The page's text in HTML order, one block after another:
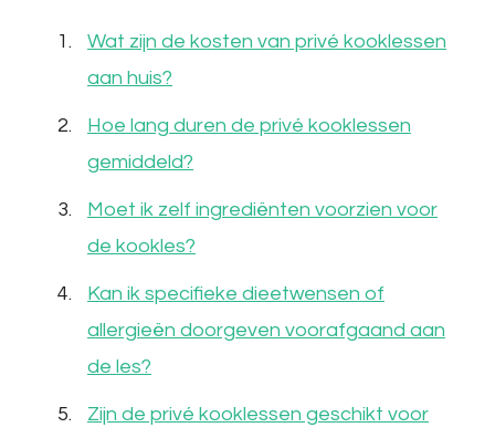
Wat zijn de kosten van privé kooklessen
aan huis?
Hoe lang duren de privé kooklessen
gemiddeld?
Moet ik zelf ingrediënten voorzien voor
de kookles?
Kan ik specifieke dieetwensen of
allergieën doorgeven voorafgaand aan
de les?
Zijn de privé kooklessen geschikt voor